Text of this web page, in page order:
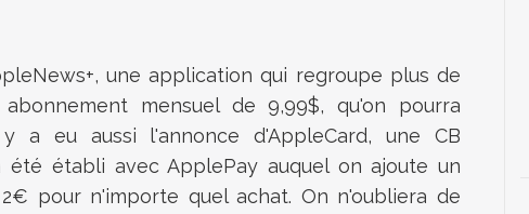
une application qui regroupe plus de
mensuel de 9,99$, qu'on pourra
a eu aussi l'annonce d'AppleCard, une CB
établi avec ApplePay auquel on ajoute un
pour n'importe quel achat. On n'oubliera de